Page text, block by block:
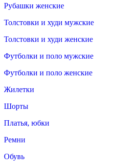
Рубашки женские
Толстовки и худи мужские
Толстовки и худи женские
Футболки и поло мужские
Футболки и поло женские
Жилетки
Шорты
Платья, юбки
Ремни
Обувь